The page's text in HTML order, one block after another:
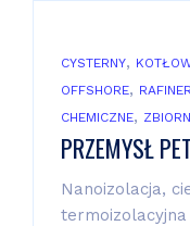
CYSTERNY,
OFFSHORE,
CHEMICZNE,
PRZEMYSŁ
Nanoizolacja,